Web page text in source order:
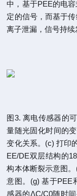
中，基于PEE的电
定的信号，而基于
离子泄漏，信号持续
图3. 离电传感器的
量随光固化时间的
变化关系。(c) 打印
EE/DE双层结构的
构本体断裂示意图
意图。(g) 基于PEE
感器的ΔC/C0随时